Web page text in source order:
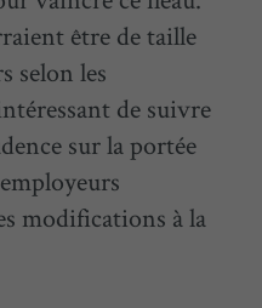
être de taille
selon les
de suivre
sur la portée
modifications à la